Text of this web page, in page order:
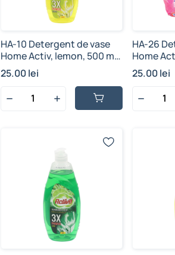
HA-10 Detergent de vase
Home Activ, lemon, 500 ml
(1/24 buc)
25.00 lei
HA-26
Home
25.00 lei